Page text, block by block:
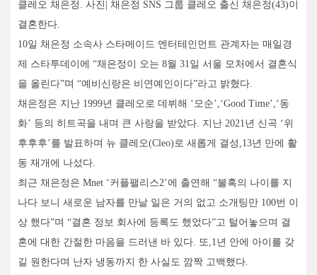
클레오 채은정. 사진| 채은정 SNS 그룹 클레오 출신 채은정(43)이
결혼한다.
10일 채은정 소속사 스타메이드 엔터테인먼트 관계자는 매일경
제 스타투데이에 “채은정이 오는 8월 31일 서울 모처에서 결혼식
을 올린다”며 “예비신랑은 비연예인이다”라고 밝혔다.
채은정은 지난 1999년 클레오로 데뷔해 ‘모순’,‘Good Time’,‘동
화’ 등의 히트곡을 내며 큰 사랑을 받았다. 지난 2021년 신곡 ‘위
후후후’를 발표하며 뉴 클레오(Cleo)로 새롭게 결성,13년 만에 활
동 재개에 나섰다.
최근 채은정은 Mnet ‘커플팰리스2’에 출연해 “불혹의 나이를 지
나다 보니 새로운 남자를 만날 일은 거의 없고 소개팅만 100번 이
상 했다”며 “결혼 정보 회사에 등록도 했었다”고 털어놓으며 결
혼에 대한 간절한 마음을 드러낸 바 있다. 또,1년 안에 아이를 갖
길 원한다며 난자 냉동까지 한 사실도 깜짝 고백했다.